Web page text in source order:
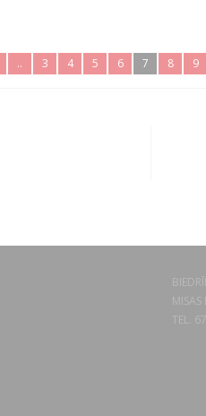
.. 3 4 5 6 7 8 9
TEL.